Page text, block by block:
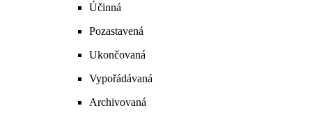
Účinná
Pozastavená
Ukončovaná
Vypořádávaná
Archivovaná